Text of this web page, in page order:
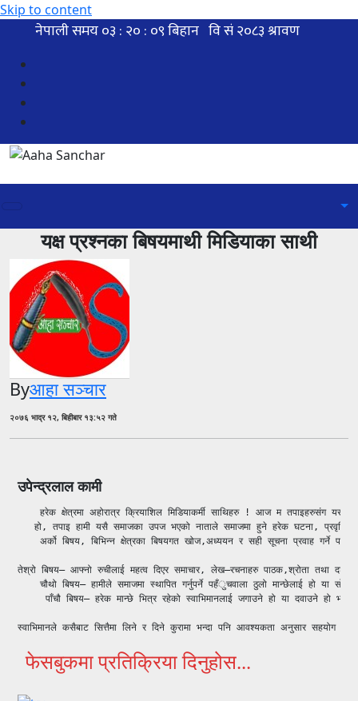
Skip to content
यक्ष प्रश्नका बिषयमाथी मिडियाका साथी
Byआहा सञ्चार
२०७६ भाद्र १२, बिहीबार १३:५२ गते
उपेन्द्रलाल कामी
हरेक क्षेत्रमा अहोरात्र क्रियाशिल मिडियाकर्मी साथिहरु ! आज म तपाइहरुसंग यस
हो, तपाइ हामी यसै समाजका उपज भएको नाताले समाजमा हुने हरेक घटना, प्रवृत्ति,
अर्को बिषय, बिभिन्न क्षेत्रका बिषयगत खोज,अध्ययन र सही सूचना प्रवाह गर्ने
तेश्रो बिषय– आफ्नो रुचीलाई महत्व दिएर समाचार, लेख–रचनाहरु पाठक,श्रोता तथा
चौथो बिषय– हामीले समाजमा स्थापित गर्नुपर्ने पहँुचवाला ठुलो मान्छेलाई हो या
पाँचौ बिषय– हरेक मान्छे भित्र रहेको स्वाभिमानलाई जगाउने हो या दवाउने हो
स्वाभिमानले कसैबाट सित्तैमा लिने र दिने कुरामा भन्दा पनि आवश्यकता अनुसार सहयोग
फेसबुकमा प्रतिक्रिया दिनुहोस...